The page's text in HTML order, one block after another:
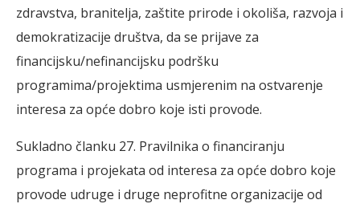
zdravstva, branitelja, zaštite prirode i okoliša, razvoja i
demokratizacije društva, da se prijave za
financijsku/nefinancijsku podršku
programima/projektima usmjerenim na ostvarenje
interesa za opće dobro koje isti provode.
Sukladno članku 27. Pravilnika o financiranju
programa i projekata od interesa za opće dobro koje
provode udruge i druge neprofitne organizacije od